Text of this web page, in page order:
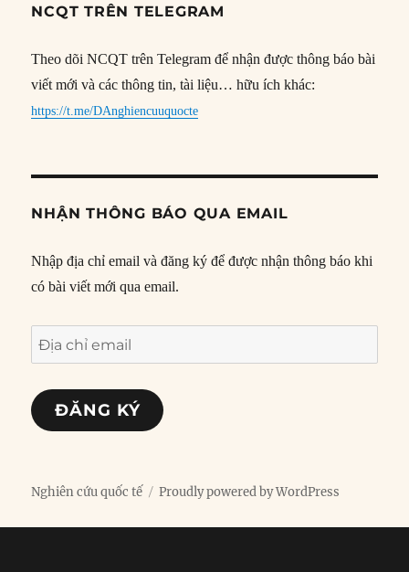
NCQT TRÊN TELEGRAM
Theo dõi NCQT trên Telegram để nhận được thông báo bài
viết mới và các thông tin, tài liệu… hữu ích khác:
https://t.me/DAnghiencuuquocte
NHẬN THÔNG BÁO QUA EMAIL
Nhập địa chỉ email và đăng ký để được nhận thông báo khi
có bài viết mới qua email.
Địa
chỉ
email
ĐĂNG KÝ
Nghiên cứu quốc tế Proudly powered by WordPress